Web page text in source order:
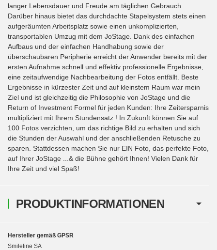
PRODUKTINFORMATIONEN
langer Lebensdauer und Freude am täglichen Gebrauch.
Darüber hinaus bietet das durchdachte Stapelsystem stets einen
aufgeräumten Arbeitsplatz sowie einen unkomplizierten,
transportablen Umzug mit dem JoStage. Dank des einfachen
Aufbaus und der einfachen Handhabung sowie der
überschaubaren Peripherie erreicht der Anwender bereits mit der
ersten Aufnahme schnell und effektiv professionelle Ergebnisse,
eine zeitaufwendige Nachbearbeitung der Fotos entfällt. Beste
Ergebnisse in kürzester Zeit und auf kleinstem Raum war mein
Ziel und ist gleichzeitig die Philosophie von JoStage und die
Return of Investment Formel für jeden Kunden: Ihre Zeitersparnis
multipliziert mit Ihrem Stundensatz ! In Zukunft können Sie auf
100 Fotos verzichten, um das richtige Bild zu erhalten und sich
die Stunden der Auswahl und der anschließenden Retusche zu
sparen. Stattdessen machen Sie nur EIN Foto, das perfekte Foto,
auf Ihrer JoStage ...& die Bühne gehört Ihnen! Vielen Dank für
Ihre Zeit und viel Spaß!
Hersteller gemäß GPSR
Smileline SA